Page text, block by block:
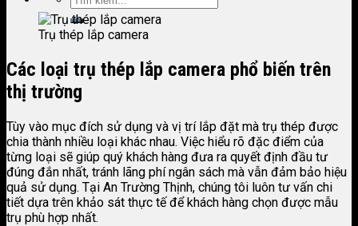
Trụ thép lắp camera
Các loại trụ thép lắp camera phổ biến trên
thị trường
Tùy vào mục đích sử dụng và vị trí lắp đặt mà trụ thép được
chia thành nhiều loại khác nhau. Việc hiểu rõ đặc điểm của
từng loại sẽ giúp quý khách hàng đưa ra quyết định đầu tư
đúng đắn nhất, tránh lãng phí ngân sách mà vẫn đảm bảo hiệu
quả sử dụng. Tại An Trường Thịnh, chúng tôi luôn tư vấn chi
tiết dựa trên khảo sát thực tế để khách hàng chọn được mẫu
trụ phù hợp nhất.